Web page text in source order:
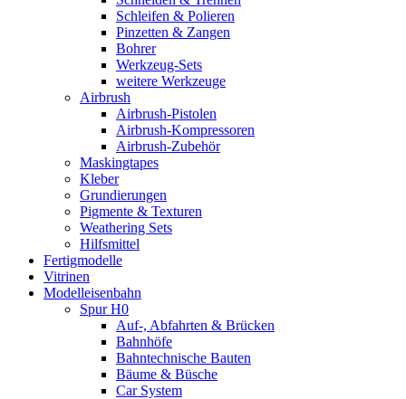
Schleifen & Polieren
Pinzetten & Zangen
Bohrer
Werkzeug-Sets
weitere Werkzeuge
Airbrush
Airbrush-Pistolen
Airbrush-Kompressoren
Airbrush-Zubehör
Maskingtapes
Kleber
Grundierungen
Pigmente & Texturen
Weathering Sets
Hilfsmittel
Fertigmodelle
Vitrinen
Modelleisenbahn
Spur H0
Auf-, Abfahrten & Brücken
Bahnhöfe
Bahntechnische Bauten
Bäume & Büsche
Car System